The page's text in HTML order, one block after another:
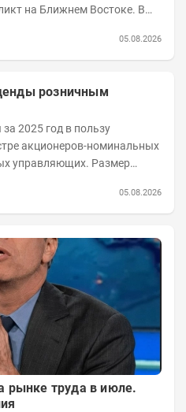
на Ближнем Востоке. В
05.08.2026
розничным
2025 год в пользу
акционеров-номинальных
управляющих. Размер
05.08.2026
рынке труда в июле.